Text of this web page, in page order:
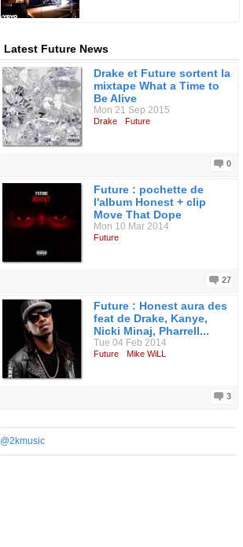
Latest Future News
Drake et Future sortent la
mixtape What a Time to
Be Alive
Mon 21 Sep 2015
Drake Future
0
Future : pochette de
l'album Honest + clip
Move That Dope
Mon 10 Mar 2014
Future
27
Future : Honest aura des
feat de Drake, Kanye,
Nicki Minaj, Pharrell...
Tue 04 Feb 2014
Future Mike WiLL
3
@2kmusic